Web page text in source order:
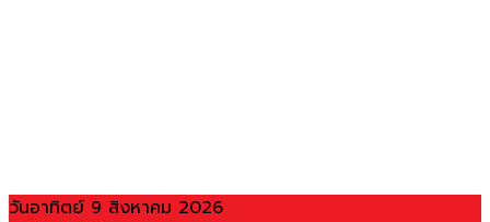
วันอาทิตย์ 9 สิงหาคม 2026